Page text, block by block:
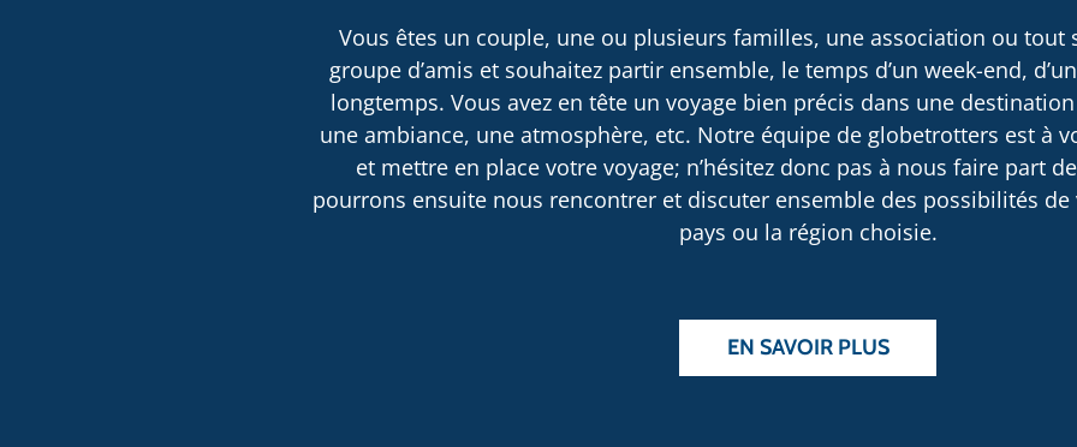
Vous êtes un couple, une ou plusieurs familles, une association ou
groupe d’amis et souhaitez partir ensemble, le temps d’un week-end,
longtemps. Vous avez en tête un voyage bien précis dans une
une ambiance, une atmosphère, etc. Notre équipe de globetrotters est à
et mettre en place votre voyage; n’hésitez donc pas à nous faire part
pourrons ensuite nous rencontrer et discuter ensemble des possibilités de
pays ou la région choisie.
EN SAVOIR PLUS